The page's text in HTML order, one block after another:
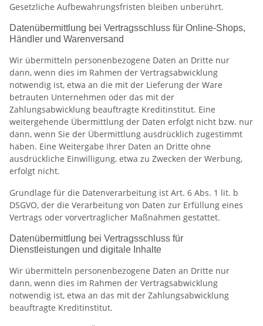
Gesetzliche Aufbewahrungsfristen bleiben unberührt.
Datenübermittlung bei Vertragsschluss für Online-Shops,
Händler und Warenversand
Wir übermitteln personenbezogene Daten an Dritte nur
dann, wenn dies im Rahmen der Vertragsabwicklung
notwendig ist, etwa an die mit der Lieferung der Ware
betrauten Unternehmen oder das mit der
Zahlungsabwicklung beauftragte Kreditinstitut. Eine
weitergehende Übermittlung der Daten erfolgt nicht bzw. nur
dann, wenn Sie der Übermittlung ausdrücklich zugestimmt
haben. Eine Weitergabe Ihrer Daten an Dritte ohne
ausdrückliche Einwilligung, etwa zu Zwecken der Werbung,
erfolgt nicht.
Grundlage für die Datenverarbeitung ist Art. 6 Abs. 1 lit. b
DSGVO, der die Verarbeitung von Daten zur Erfüllung eines
Vertrags oder vorvertraglicher Maßnahmen gestattet.
Datenübermittlung bei Vertragsschluss für
Dienstleistungen und digitale Inhalte
Wir übermitteln personenbezogene Daten an Dritte nur
dann, wenn dies im Rahmen der Vertragsabwicklung
notwendig ist, etwa an das mit der Zahlungsabwicklung
beauftragte Kreditinstitut.